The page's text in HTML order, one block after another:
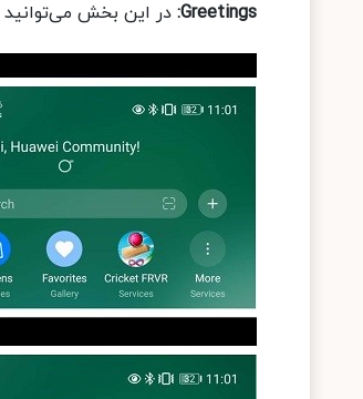
Greetings: در این بخش می‌توانید